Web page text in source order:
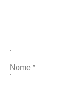
Nome *